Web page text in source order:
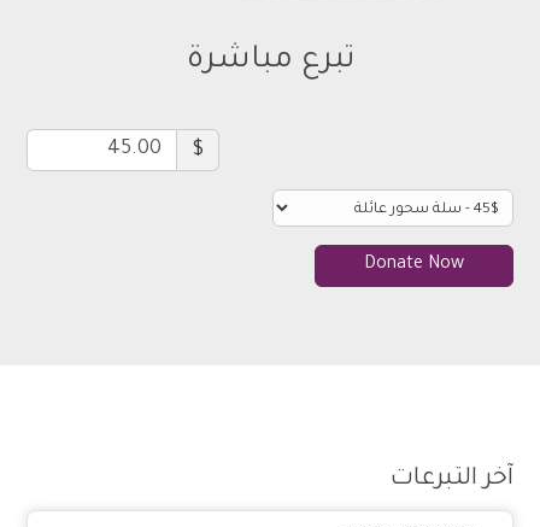
تبرع مباشرة
$
Donate Now
آخر التبرعات